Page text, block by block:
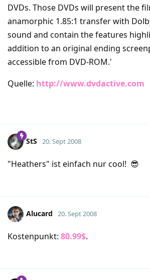
DVDs. Those DVDs will present the
anamorphic 1.85:1 transfer with
sound and contain the features
addition to an original ending
accessible from DVD-ROM.'
Quelle: http://www.dvdactive.com
StS 20. Sept 2008
"Heathers" ist einfach nur cool! 😎
Alucard 20. Sept 2008
Kostenpunkt: 80.99$.